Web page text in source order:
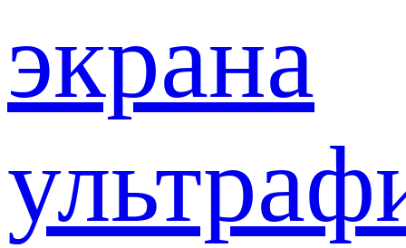
экрана